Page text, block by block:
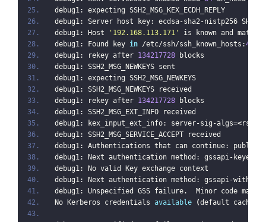
debug1: expecting SSH2_MSG_KEX_ECDH_REPLY
debug1: Server host key: ecdsa-sha2-nistp256
debug1: Host
'192.168.113.171'
is known and
debug1: Found key in /etc/ssh/ssh_known_hosts:4
debug1: rekey after 134217728 blocks
debug1: SSH2_MSG_NEWKEYS sent
debug1: expecting SSH2_MSG_NEWKEYS
debug1: SSH2_MSG_NEWKEYS received
debug1: rekey after 134217728 blocks
debug1: SSH2_MSG_EXT_INFO received
debug1: kex_input_ext_info: server-sig-algs=<rsa-
debug1: SSH2_MSG_SERVICE_ACCEPT received
debug1: Authentications that can continue:
debug1: Next authentication method: gssapi-keyex
debug1: No valid Key exchange context
debug1: Next authentication method: gssapi-with-mic
debug1: Unspecified GSS failure.  Minor code may
No Kerberos credentials available (default cache: